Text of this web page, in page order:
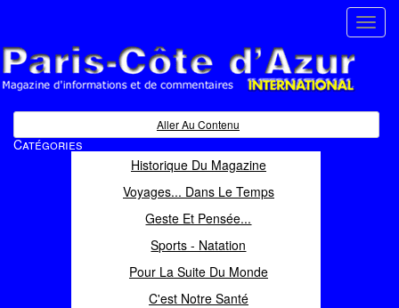
Magazine d'informations et de commentaires
Aller Au Contenu
Catégories
Historique Du Magazine
Voyages... Dans Le Temps
Geste Et Pensée...
Sports - Natation
Pour La Suite Du Monde
C'est Notre Santé